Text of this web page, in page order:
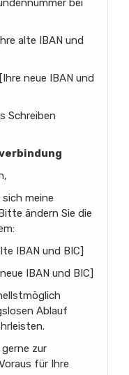
alte IBAN und
[Ihre neue IBAN und
Schreiben
meine
ändern Sie die
IBAN und BIC]
IBAN und BIC]
Ablauf
zur
für Ihre